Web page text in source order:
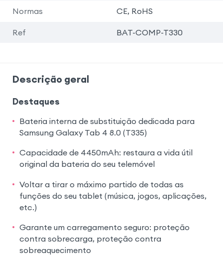
Normas CE, RoHS
Ref BAT-COMP-T330
Descrição geral
Destaques
Bateria interna de substituição dedicada para
Samsung Galaxy Tab 4 8.0 (T335)
Capacidade de 4450mAh: restaura a vida útil
original da bateria do seu telemóvel
Voltar a tirar o máximo partido de todas as
funções do seu tablet (música, jogos, aplicações,
etc.)
Garante um carregamento seguro: proteção
contra sobrecarga, proteção contra
sobreaquecimento